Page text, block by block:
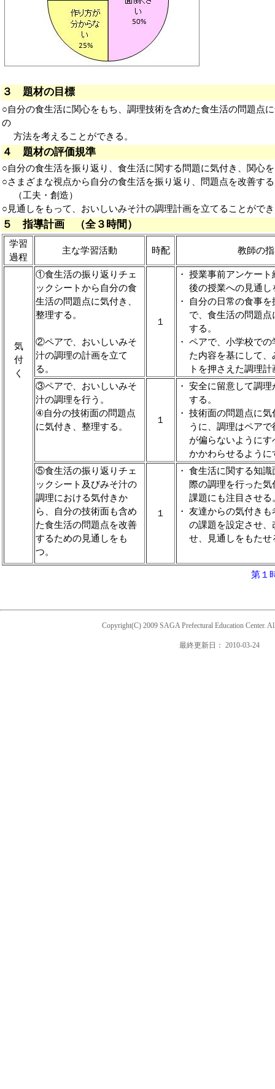
３ 題材の目標
○自分の食生活に関心をもち、調理技術を含めた食生活の問題点
の
方法を考えることができる。
４ 題材の評価規準
○自分の食生活を振り返り、食生活に関する問題に気付き、関心
○さまざまな視点から自分の食生活を振り返り、問題点を改善す
（工夫・創造）
○見通しをもって、おいしいみそ汁の調理計画を立てることがで
５ 指導計画 （全３時間）
学習
過程
主な学習活動 時配 教師の
気
付
く
①食生活の振り返りチェ
ックシートから自分の食
生活の問題点に気付き、
整理する。
②ペアで、おいしいみそ
汁の調理の計画を立て
る。
１
・ 授業事前アンケー
後の授業への見通し
・ 自分の日常の食事
で、食生活の問題点
する。
・ ペアで、小学校で
た内容を基にして、
トを押さえた調理計
③ペアで、おいしいみそ
汁の調理を行う。
④自分の技術面の問題点
に気付き、整理する。
１
・ 安全に留意して調
する。
・ 技術面の問題点に
うに、調理はペアで
が偏らないようにす
かかわらせるように
⑤食生活の振り返りチェ
ックシート及びみそ汁の
調理における気付きか
ら、自分の技術面も含め
た食生活の問題点を改善
するための見通しをも
つ。
１
・ 食生活に関する知
際の調理を行った気
課題にも注目させる
・ 友達からの気付き
の課題を設定させ、
せ、見通しをもたせ
第１
Copyright(C) 2009 SAGA Prefectural Education Center.
最終更新日： 2010-03-24